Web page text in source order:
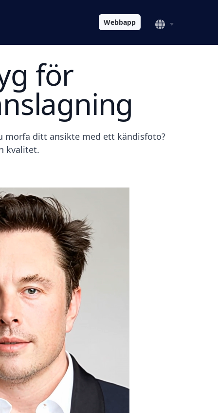
Webbapp
för
morfa ditt ansikte med ett kändisfoto?
kvalitet.